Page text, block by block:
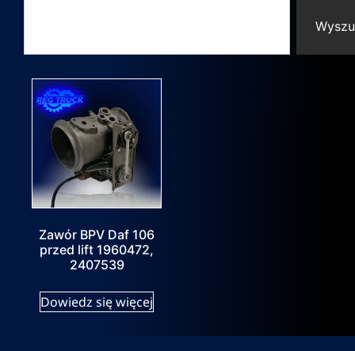
Zawór BPV Daf 106
przed lift 1960472,
2407539
Dowiedz się więcej